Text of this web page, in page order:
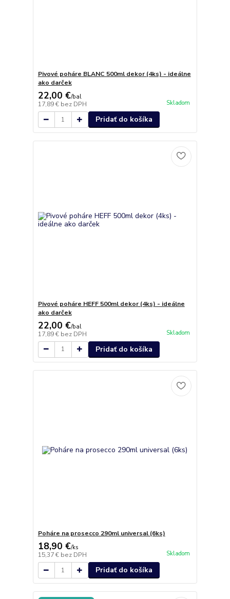
Pivové poháre BLANC 500ml dekor (4ks) - ideálne
ako darček
22,00 €/bal
17,89 € bez DPH Skladom
Pridať do košíka
Pivové poháre HEFF 500ml dekor (4ks) - ideálne
ako darček
22,00 €/bal
17,89 € bez DPH Skladom
Pridať do košíka
Poháre na prosecco 290ml universal (6ks)
18,90 €/ks
15,37 € bez DPH Skladom
Pridať do košíka